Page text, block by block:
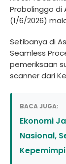
Probolinggo di
(1/6/2026)
Setibanya di
Seamless
pemeriksaan
scanner dari
BACA JUGA:
Ekonomi
Nasional,